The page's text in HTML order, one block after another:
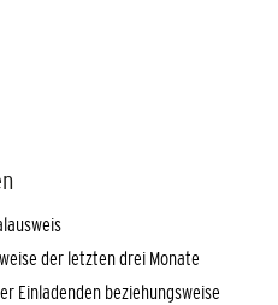
der letzten drei Monate
Einladenden beziehungsweise